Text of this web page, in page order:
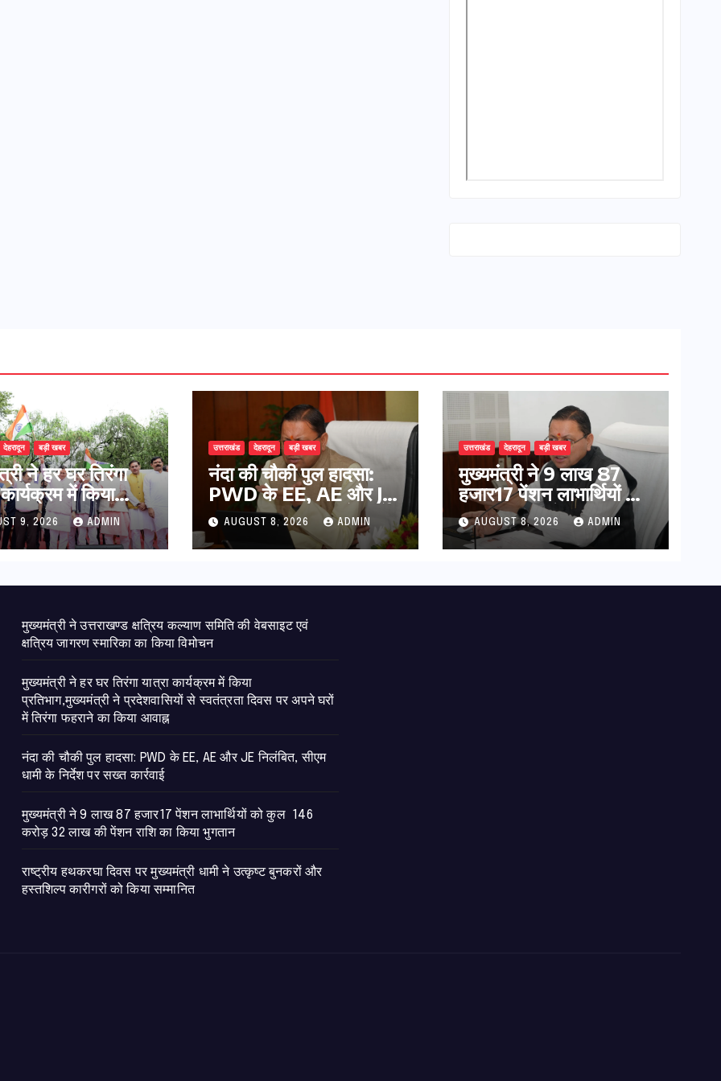
देहरादून बड़ी खबर
ने हर घर तिरंगा
में किया
ने
से स्वतंत्रता
अपने घरों में तिरंगा
9, 2026 ADMIN
उत्तराखंड देहरादून बड़ी खबर
नंदा की चौकी पुल हादसा:
PWD के EE, AE और JE
निलंबित, सीएम धामी के निर्देश
पर सख्त कार्रवाई
AUGUST 8, 2026 ADMIN
उत्तराखंड देहरादून बड़ी खबर
मुख्यमंत्री ने 9 लाख 87
हजार17 पेंशन लाभार्थियों को
कुल 146 करोड़ 32 लाख
की पेंशन राशि का किया
भुगतान
AUGUST 8, 2026 ADMIN
मुख्यमंत्री ने उत्तराखण्ड क्षत्रिय कल्याण समिति की वेबसाइट एवं
क्षत्रिय जागरण स्मारिका का किया विमोचन
मुख्यमंत्री ने हर घर तिरंगा यात्रा कार्यक्रम में किया
प्रतिभाग,मुख्यमंत्री ने प्रदेशवासियों से स्वतंत्रता दिवस पर अपने घरों
में तिरंगा फहराने का किया आवाह्न
नंदा की चौकी पुल हादसा: PWD के EE, AE और JE निलंबित, सीएम
धामी के निर्देश पर सख्त कार्रवाई
मुख्यमंत्री ने 9 लाख 87 हजार17 पेंशन लाभार्थियों को कुल 146
करोड़ 32 लाख की पेंशन राशि का किया भुगतान
राष्ट्रीय हथकरघा दिवस पर मुख्यमंत्री धामी ने उत्कृष्ट बुनकरों और
हस्तशिल्प कारीगरों को किया सम्मानित